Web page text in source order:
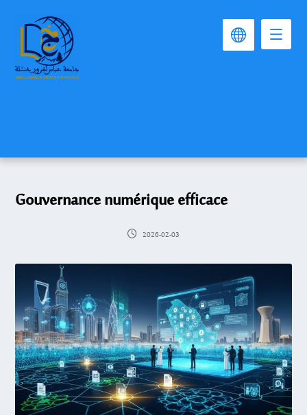
Gouvernance numérique efficace
2026-02-03